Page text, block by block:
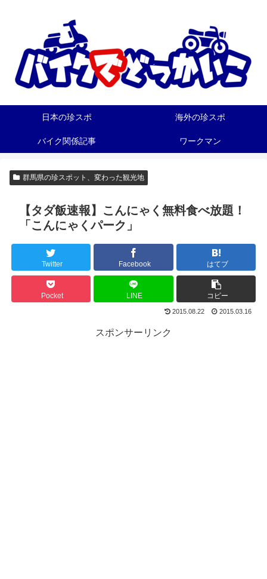
日本の珍スポ 海外の珍スポ
バイク関係記事 ワークマン
群馬県の珍スポット、変わった観光地
【タダ飯速報】こんにゃく無料食べ放題！
「こんにゃくパーク」
Twitter Facebook はてブ
Pocket LINE コピー
2015.08.22 2015.03.16
スポンサーリンク